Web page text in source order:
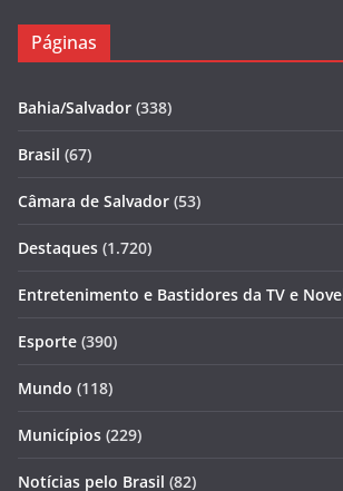
Páginas
Bahia/Salvador (338)
Brasil (67)
Câmara de Salvador (53)
Destaques (1.720)
Entretenimento e Bastidores da TV e
Esporte (390)
Mundo (118)
Municípios (229)
Notícias pelo Brasil (82)